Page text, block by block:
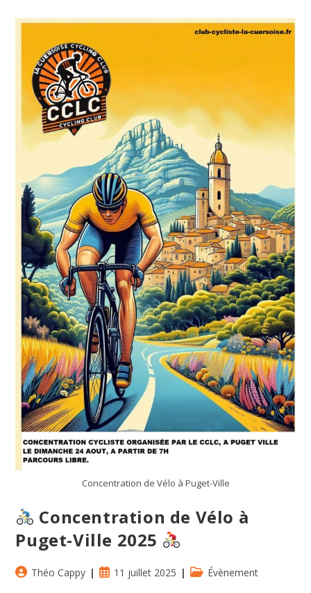
Concentration de Vélo à Puget-Ville
Concentration de Vélo à
Puget-Ville 2025
Auteur/autrice
Théo Cappy
Publication
11 juillet 2025
PostÉvènement